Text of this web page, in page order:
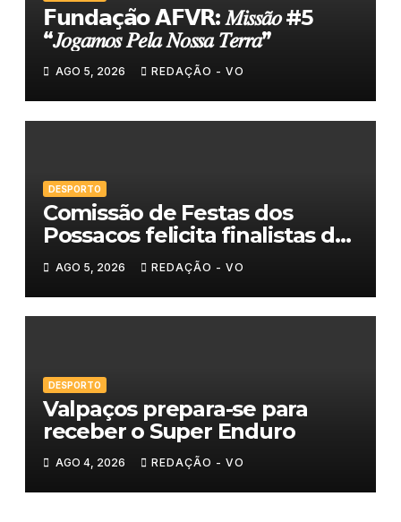
𝗙𝘂𝗻𝗱𝗮𝗰̧𝗮̃𝗼 𝗔𝗙𝗩𝗥: 𝑀𝑖𝑠𝑠𝑎̃𝑜 #5
“𝐽𝑜𝑔𝑎𝑚𝑜𝑠 𝑃𝑒𝑙𝑎 𝑁𝑜𝑠𝑠𝑎 𝑇𝑒𝑟𝑟𝑎”
AGO 5, 2026 REDAÇÃO - VO
DESPORTO
Comissão de Festas dos
Possacos felicita finalistas do
Torneio de Sueca
AGO 5, 2026 REDAÇÃO - VO
DESPORTO
Valpaços prepara-se para
receber o Super Enduro
AGO 4, 2026 REDAÇÃO - VO